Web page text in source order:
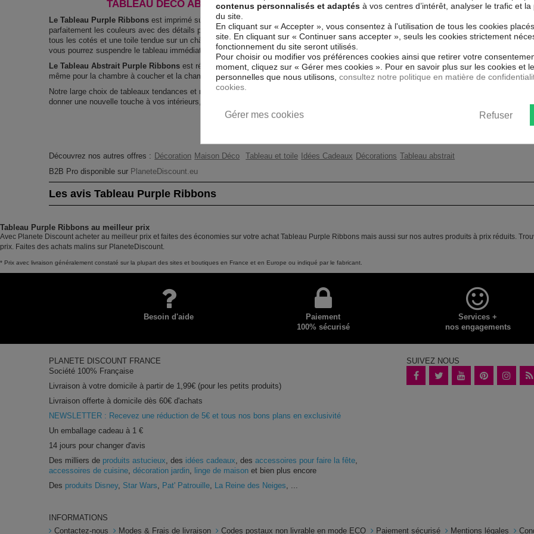
TABLEAU DÉCO ABSTRAIT PURPLE RIBBONS !
Le Tableau Purple Ribbons est imprimé sur un papier intissé spécial et de haute qualité qui reflète
parfaitement les couleurs avec des détails parfaitement reproduits. Grâce à une impression sur
tous les cotés et une toile tendue sur un châssis fait de matériaux respectueux de l'environnement,
vous pourrez suspendre le tableau immédiatement sans avoir à l'encadrer.
Le Tableau Abstrait Purple Ribbons est résistant aux rayons UV, inodore et 100 % sûr, parfait
même pour la chambre à coucher et la chambre des enfants.
Notre large choix de tableaux tendances et modernes constituent un moyen simple et pas cher de
donner une nouvelle touche à vos intérieurs, il y en a pour tous les goût.
Thème
Impression
Découvrez nos autres offres : Décoration Maison Déco Tableau et toile Idées Cadeaux Décorations Tableau abstrait
B2B Pro disponible sur PlaneteDiscount.eu
Les avis Tableau Purple Ribbons
Tableau Purple Ribbons au meilleur prix
Avec Planete Discount acheter au meilleur prix et faites des économies sur votre achat Tableau Purple Ribbons mais aussi sur nos autres produits à prix réduits.
prix. Faites des achats malins sur PlaneteDiscount.
* Prix avec livraison généralement constaté sur la plupart des sites et boutiques en France et en Europe ou indiqué par le fabricant.
Besoin d'aide
Paiement
100% sécurisé
Services +
nos engagements
PLANETE DISCOUNT FRANCE
Société 100% Française
Livraison à votre domicile à partir de 1,99€ (pour les petits produits)
Livraison offerte à domicile dès 60€ d'achats
NEWSLETTER : Recevez une réduction de 5€ et tous nos bons plans en exclusivité
Un emballage cadeau à 1 €
14 jours pour changer d'avis
Des milliers de produits astucieux , des idées cadeaux , desaccessoires pour faire la fête
accessoires de cuisine ,décoration jardin linge de maison et bien plus encore
Des produits Disney, Star Wars Pat' Patrouille La Reine des Neiges
SUIVEZ NOUS
INFORMATIONS
Contactez-nous
Modes & Frais de livraison Codes postaux non livrable en mode ECO Paiement sécurisé Mentions légales
contenus personnalisés et adaptés à vos centres d’intérêt, analyser le trafic et
du site.
En cliquant sur « Accepter », vous consentez à l'utilisation de tous les cookies
site. En cliquant sur « Continuer sans accepter », seuls les cookies strictement
fonctionnement du site seront utilisés.
Pour choisir ou modifier vos préférences cookies ainsi que retirer votre
moment, cliquez sur « Gérer mes cookies ». Pour en savoir plus sur les cookies et
personnelles que nous utilisons, consultez notre politique en matière de
cookies.
Refuser
Gérer mes cookies